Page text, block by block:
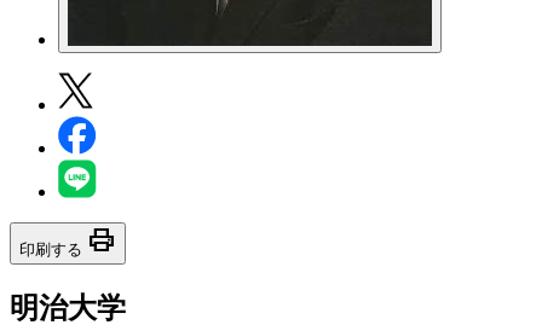
印刷する print
明治大学